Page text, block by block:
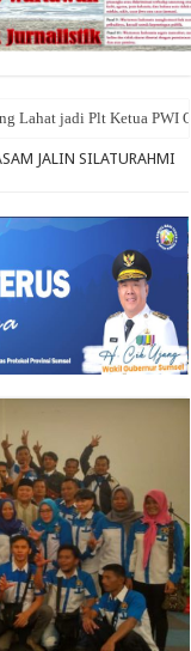
Lahat jadi Plt Ketua PWI
JALIN SILATURAHMI